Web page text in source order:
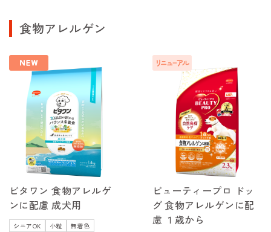
食物アレルゲン
ビタワン 食物アレルゲ
ンに配慮 成犬用
シニアOK 小粒
無着色
ビューティープロ ドッ
グ 食物アレルゲンに配
慮 １歳から